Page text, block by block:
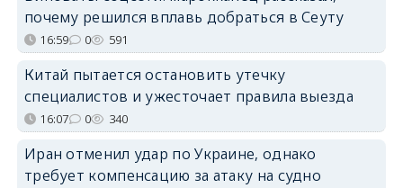
почему решился вплавь добраться в Сеуту
16:59 0 591
Китай пытается остановить утечку
специалистов и ужесточает правила выезда
16:07 0 340
Иран отменил удар по Украине, однако
требует компенсацию за атаку на судно